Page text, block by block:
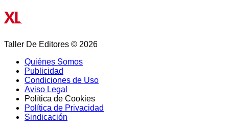
Taller De Editores © 2026
Quiénes Somos
Publicidad
Condiciones de Uso
Aviso Legal
Política de Cookies
Política de Privacidad
Sindicación